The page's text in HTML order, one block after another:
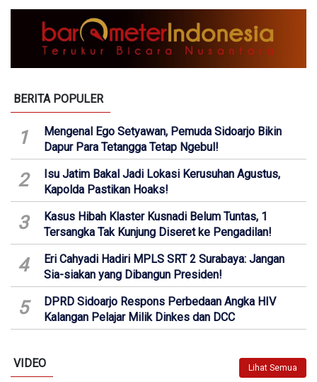
BERITA POPULER
1
Mengenal Ego Setyawan, Pemuda Sidoarjo Bikin
Dapur Para Tetangga Tetap Ngebul!
2
Isu Jatim Bakal Jadi Lokasi Kerusuhan Agustus,
Kapolda Pastikan Hoaks!
3
Kasus Hibah Klaster Kusnadi Belum Tuntas, 1
Tersangka Tak Kunjung Diseret ke Pengadilan!
4
Eri Cahyadi Hadiri MPLS SRT 2 Surabaya: Jangan
Sia-siakan yang Dibangun Presiden!
5
DPRD Sidoarjo Respons Perbedaan Angka HIV
Kalangan Pelajar Milik Dinkes dan DCC
VIDEO Lihat Semua